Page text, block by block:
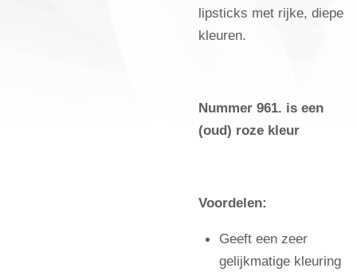
lipsticks met rijke, diepe
kleuren.
Nummer 961. is een
(oud) roze kleur
Voordelen:
Geeft een zeer
gelijkmatige kleuring